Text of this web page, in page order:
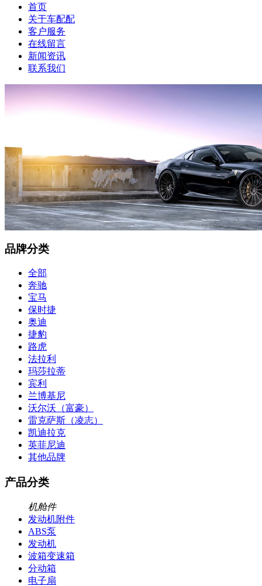
首页
关于车配配
客户服务
在线留言
新闻资讯
联系我们
品牌分类
全部
奔驰
宝马
保时捷
奥迪
捷豹
路虎
法拉利
玛莎拉蒂
宾利
兰博基尼
沃尔沃（富豪）
雷克萨斯（凌志）
凯迪拉克
英菲尼迪
其他品牌
产品分类
机舱件
发动机附件
ABS泵
发动机
波箱变速箱
分动箱
电子扇